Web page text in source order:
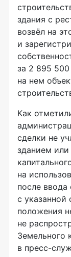
здания с
возвёл на
и
за 2 895 500
на нем
Как
сделки не
зданием или
на
после ввода
с указанной
положения
не
Земельного
в пресс-